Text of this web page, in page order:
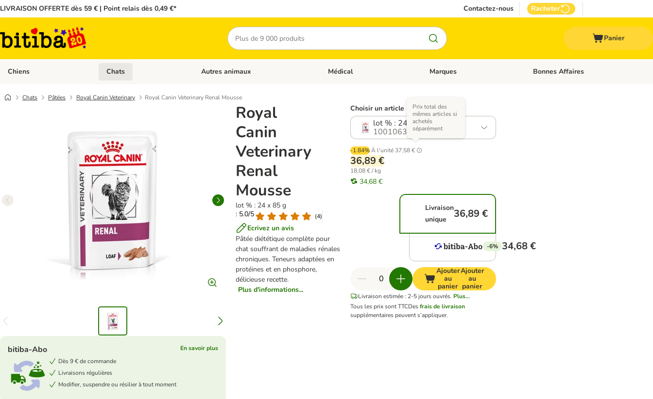
LIVRAISON OFFERTE dès 59 € | Point relais dès 0,49 €* Contactez-nous Racheter
Rechercher
Panier
Chiens Dérouler les catégories: Chiens
Chats Dérouler les catégories: Chats
Autres animaux Dérouler les catégories: Autres animaux
Médical Dérouler les catégories: Médical
Marques Dérouler les catégories: Marques
Bonnes Affaires
Chats Pâtées Royal Canin Veterinary Royal Canin Veterinary Renal Mousse
Royal
Canin
Veterinary
Renal
Mousse
lot % : 24 x 85 g
: 5.0/5
(4)
Ecrivez un avis
Pâtée diététique complète pour
chat souffrant de maladies rénales
chroniques. Teneurs adaptées en
protéines et en phosphore,
délicieuse recette.
Plus d'informations...
bitiba-Abo
En savoir plus
Dès 9 € de commande
Livraisons régulières
Modifier, suspendre ou résilier à tout moment
Choisir un article (3 variantes)
lot % : 24 x 85 g
1001063.1
-1.84% À l'unité 37,58 €
Prix total des
mêmes articles si
achetés
séparément
36,89 €
18,08 € / kg
34,68 €
Livraison
unique
36,89 €
-6% 34,68 €
Ajouter
au
panier
Ajouter
au
panier
Livraison estimée : 2-5 jours ouvrés. Plus...
Tous les prix sont TTCDesfrais de livraison
supplémentaires peuvent s’appliquer.